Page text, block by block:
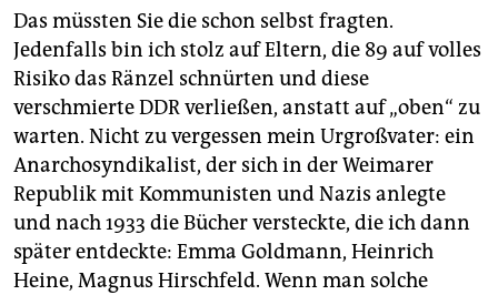
Das müssten Sie die schon selbst fragten.
Jedenfalls bin ich stolz auf Eltern, die 89 auf volles
Risiko das Ränzel schnürten und diese
verschmierte DDR verließen, anstatt auf „oben“ zu
warten. Nicht zu vergessen mein Urgroßvater: ein
Anarchosyndikalist, der sich in der Weimarer
Republik mit Kommunisten und Nazis anlegte
und nach 1933 die Bücher versteckte, die ich dann
später entdeckte: Emma Goldmann, Heinrich
Heine, Magnus Hirschfeld. Wenn man solche